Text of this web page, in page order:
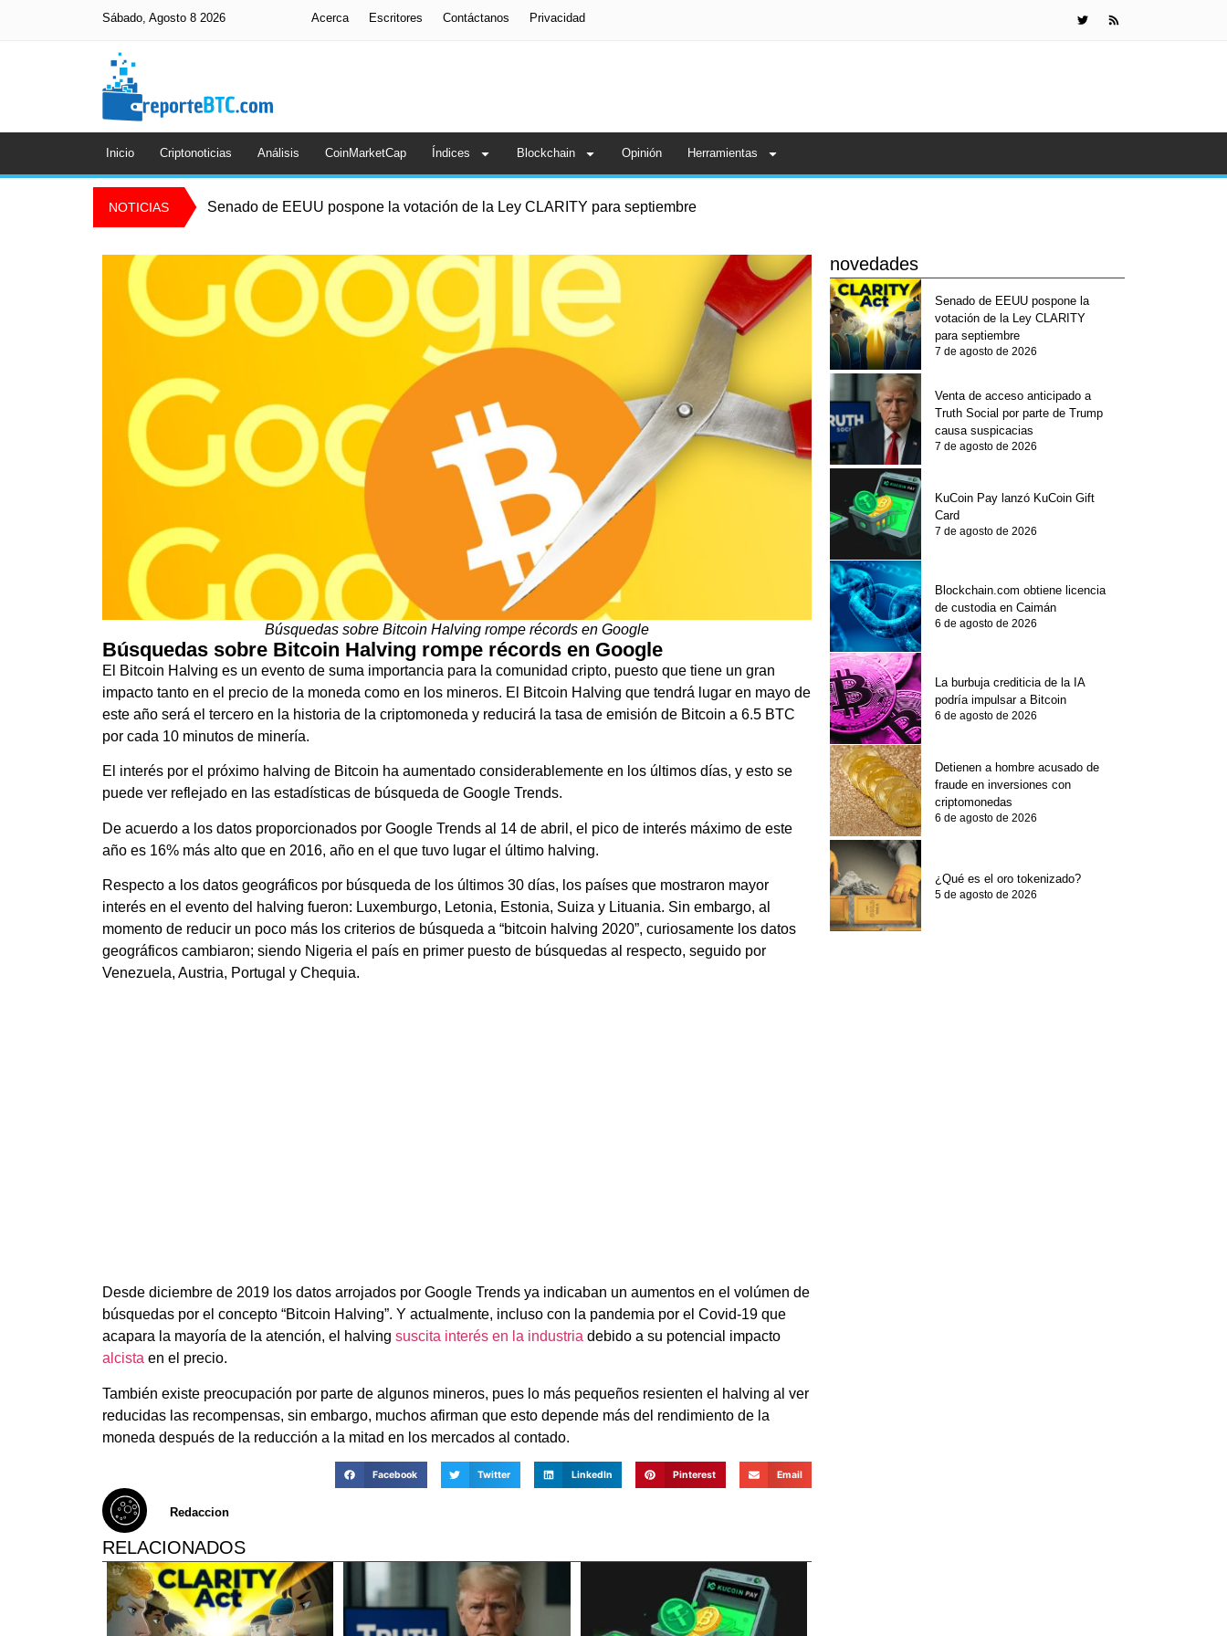
Sábado, Agosto 8 2026 Acerca Escritores Contáctanos Privacidad
Inicio Criptonoticias Análisis CoinMarketCap Índices Blockchain Opinión Herramientas
NOTICIAS Senado de EEUU pospone la votación de la Ley CLARITY para septiembre
Búsquedas sobre Bitcoin Halving rompe récords en Google
Búsquedas sobre Bitcoin Halving rompe récords en Google
El Bitcoin Halving es un evento de suma importancia para la comunidad cripto, puesto que tiene un gran
impacto tanto en el precio de la moneda como en los mineros. El Bitcoin Halving que tendrá lugar en mayo de
este año será el tercero en la historia de la criptomoneda y reducirá la tasa de emisión de Bitcoin a 6.5 BTC
por cada 10 minutos de minería.
El interés por el próximo halving de Bitcoin ha aumentado considerablemente en los últimos días, y esto se
puede ver reflejado en las estadísticas de búsqueda de Google Trends.
De acuerdo a los datos proporcionados por Google Trends al 14 de abril, el pico de interés máximo de este
año es 16% más alto que en 2016, año en el que tuvo lugar el último halving.
Respecto a los datos geográficos por búsqueda de los últimos 30 días, los países que mostraron mayor
interés en el evento del halving fueron: Luxemburgo, Letonia, Estonia, Suiza y Lituania. Sin embargo, al
momento de reducir un poco más los criterios de búsqueda a “bitcoin halving 2020”, curiosamente los datos
geográficos cambiaron; siendo Nigeria el país en primer puesto de búsquedas al respecto, seguido por
Venezuela, Austria, Portugal y Chequia.
Desde diciembre de 2019 los datos arrojados por Google Trends ya indicaban un aumentos en el volúmen de
búsquedas por el concepto “Bitcoin Halving”. Y actualmente, incluso con la pandemia por el Covid-19 que
acapara la mayoría de la atención, el halving suscita interés en la industria debido a su potencial impacto
alcista en el precio.
También existe preocupación por parte de algunos mineros, pues lo más pequeños resienten el halving al ver
reducidas las recompensas, sin embargo, muchos afirman que esto depende más del rendimiento de la
moneda después de la reducción a la mitad en los mercados al contado.
Facebook Twitter LinkedIn Pinterest Email
Redaccion
RELACIONADOS
novedades
Senado de EEUU pospone la
votación de la Ley CLARITY
para septiembre
7 de agosto de 2026
Venta de acceso anticipado a
Truth Social por parte de Trump
causa suspicacias
7 de agosto de 2026
KuCoin Pay lanzó KuCoin Gift
Card
7 de agosto de 2026
Blockchain.com obtiene licencia
de custodia en Caimán
6 de agosto de 2026
La burbuja crediticia de la IA
podría impulsar a Bitcoin
6 de agosto de 2026
Detienen a hombre acusado de
fraude en inversiones con
criptomonedas
6 de agosto de 2026
¿Qué es el oro tokenizado?
5 de agosto de 2026